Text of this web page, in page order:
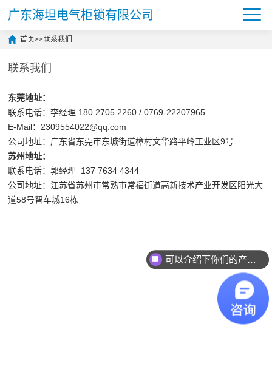
广东海坦电气柜锁有限公司
首页>>联系我们
联系我们
东莞地址：
联系电话：李经理 180 2705 2260 / 0769-22207965
E-Mail：2309554022@qq.com
公司地址：广东省东莞市东城街道樟村文华路平岭工业区9号
苏州地址：
联系电话：郭经理 137 7634 4344
公司地址：江苏省苏州市常熟市常福街道高新技术产业开发区阳光大
道58号智车城16栋
可以介绍下你们的产品么？